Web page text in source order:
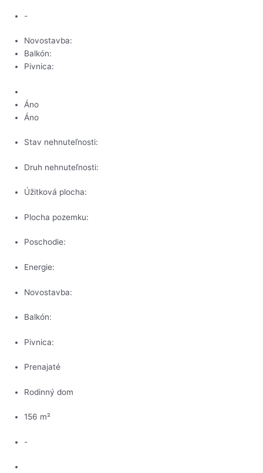
-
Novostavba:
Balkón:
Pivnica:
Áno
Áno
Stav nehnuteľnosti:
Druh nehnuteľnosti:
Úžitková plocha:
Plocha pozemku:
Poschodie:
Energie:
Novostavba:
Balkón:
Pivnica:
Prenajaté
Rodinný dom
156 m²
-